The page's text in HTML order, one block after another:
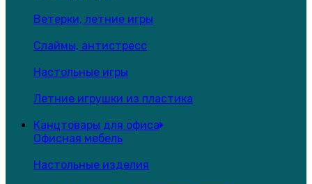
Ветерки, летние игры
Слаймы, антистресс
Настольные игры
Летние игрушки из пластика
Канцтовары для офиса
Офисная мебель
Настольные изделия